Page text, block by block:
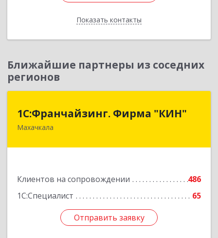
Показать контакты
Назад
Ближайшие партнеры из соседних
регионов
1С:Франчайзинг. Фирма "КИН"
Махачкала
Клиентов на сопровождении
486
1С:Специалист
65
Отправить заявку
1С:Франчайзинг. Фирма "КИН"
367030, Дагестан Респ, Махачкала г, И.Казака
Отправить заявку